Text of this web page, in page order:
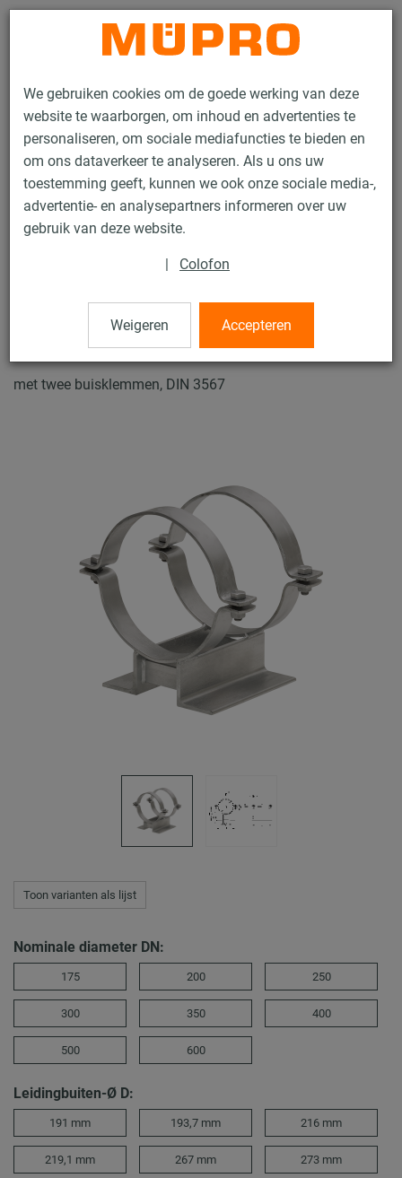
We gebruiken cookies om de goede werking van deze
website te waarborgen, om inhoud en advertenties te
personaliseren, om sociale mediafuncties te bieden en
om ons dataverkeer te analyseren. Als u ons uw
toestemming geeft, kunnen we ook onze sociale media-,
advertentie- en analysepartners informeren over uw
gebruik van deze website.
| Colofon
Weigeren Accepteren
Contact
Producten Bevestigingstechniek
Thermisch verzinkte producten
Thermisch verzinkte producten voor glijsleëen en toebehoren
Glijsleeën Type LP-2
Glijsleeën Type LP-2
met twee buisklemmen, DIN 3567
Toon varianten als lijst
Nominale diameter DN:
175 200 250
300 350 400
500 600
Leidingbuiten-Ø D:
191 mm 193,7 mm 216 mm
219,1 mm 267 mm 273 mm